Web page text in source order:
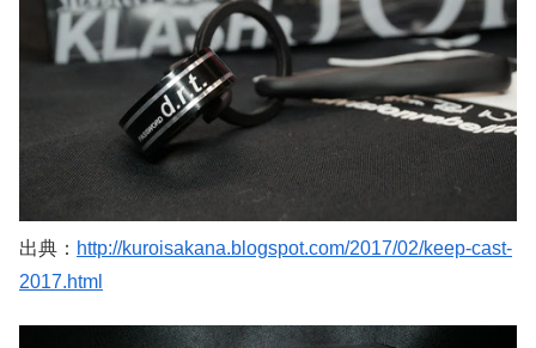
出典： http://kuroisakana.blogspot.com/2017/02/keep-cast-
2017.html